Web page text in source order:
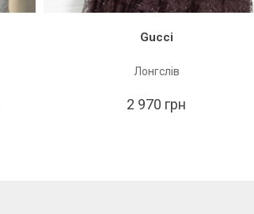
Gucci
Лонгслів
2 970 грн